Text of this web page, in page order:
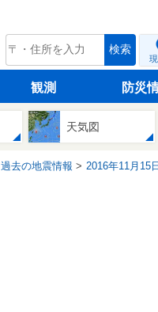
tenki.jp 検索
観測 防災
天気図
過去の地震情報 2016年11月15日